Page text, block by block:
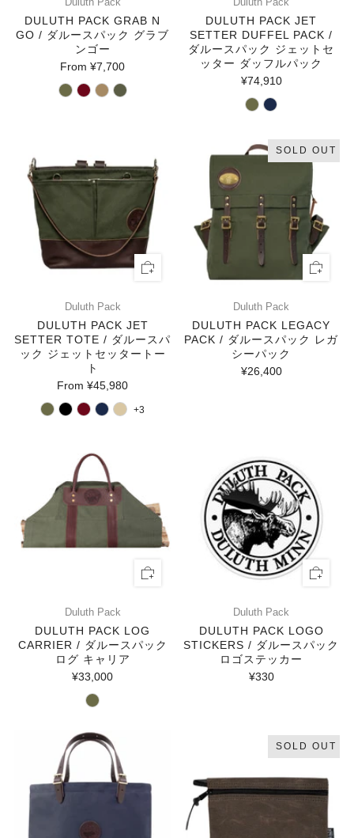
DULUTH PACK GRAB N
GO / ダルースパック グラブ
ンゴー
From¥7,700
DULUTH PACK JET
SETTER DUFFEL PACK /
ダルースパック ジェットセ
ッター ダッフルパック
¥74,910
Duluth Pack
DULUTH PACK JET
SETTER TOTE / ダルースパ
ック ジェットセッタートー
ト
From¥45,980
+3
SOLD OUT
Duluth Pack
DULUTH PACK LEGACY
PACK / ダルースパック レガ
シーパック
¥26,400
Duluth Pack
DULUTH PACK LOG
CARRIER / ダルースパック
ログ キャリア
¥33,000
Duluth Pack
DULUTH PACK LOGO
STICKERS / ダルースパック
ロゴステッカー
¥330
SOLD OUT